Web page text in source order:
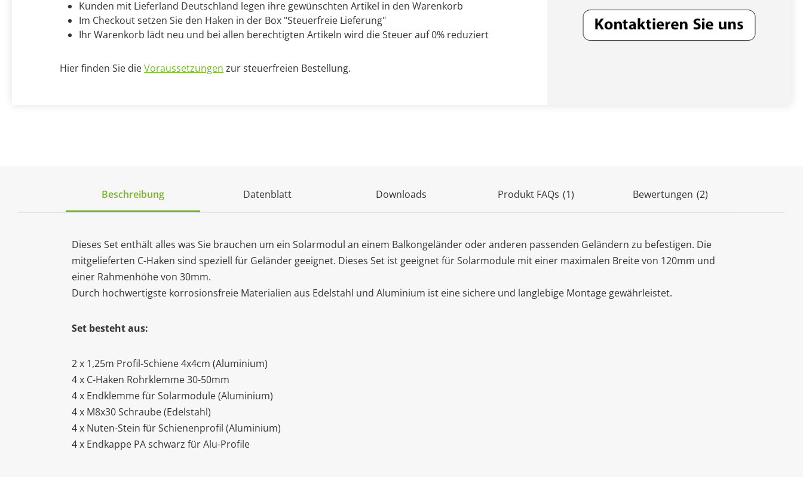
Kunden mit Lieferland Deutschland legen ihre gewünschten Artikel in den Warenkorb
Im Checkout setzen Sie den Haken in der Box "Steuerfreie Lieferung"
Ihr Warenkorb lädt neu und bei allen berechtigten Artikeln wird die Steuer auf 0% reduziert
Hier finden Sie dieVoraussetzungen zur steuerfreien Bestellung.
Beschreibung Datenblatt Downloads Produkt FAQs (1) Bewertungen (2)
Dieses Set enthält alles was Sie brauchen um ein Solarmodul an einem Balkongeländer oder anderen passenden Geländern zu befestigen. Die
mitgelieferten C-Haken sind speziell für Geländer geeignet. Dieses Set ist geeignet für Solarmodule mit einer maximalen Breite von 120mm und
einer Rahmenhöhe von 30mm.
Durch hochwertigste korrosionsfreie Materialien aus Edelstahl und Aluminium ist eine sichere und langlebige Montage gewährleistet.
Set besteht aus:
2 x 1,25m Profil-Schiene 4x4cm (Aluminium)
4 x C-Haken Rohrklemme 30-50mm
4 x Endklemme für Solarmodule (Aluminium)
4 x M8x30 Schraube (Edelstahl)
4 x Nuten-Stein für Schienenprofil (Aluminium)
4 x Endkappe PA schwarz für Alu-Profile